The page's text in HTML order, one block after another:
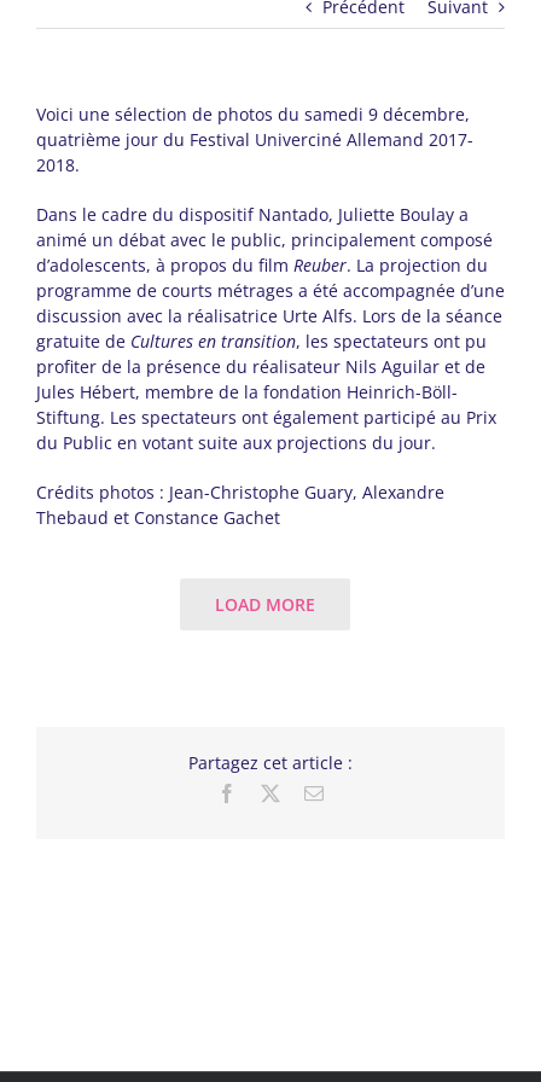
Précédent Suivant
Voici une sélection de photos du samedi 9 décembre,
quatrième jour du Festival Univerciné Allemand 2017-
2018.
Dans le cadre du dispositif Nantado, Juliette Boulay a
animé un débat avec le public, principalement composé
d’adolescents, à propos du film Reuber. La projection du
programme de courts métrages a été accompagnée d’une
discussion avec la réalisatrice Urte Alfs. Lors de la séance
gratuite de Cultures en transition, les spectateurs ont pu
profiter de la présence du réalisateur Nils Aguilar et de
Jules Hébert, membre de la fondation Heinrich-Böll-
Stiftung. Les spectateurs ont également participé au Prix
du Public en votant suite aux projections du jour.
Crédits photos : Jean-Christophe Guary, Alexandre
Thebaud et Constance Gachet
LOAD MORE
Partagez cet article :
Facebook Email